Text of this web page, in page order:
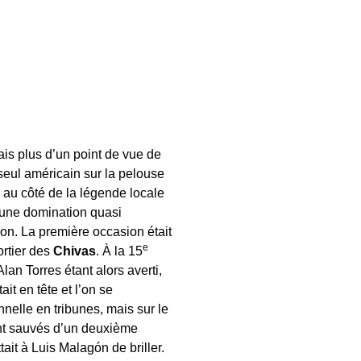
plus d’un point de vue de
américain sur la pelouse
côté de la légende locale
domination quasi
La première occasion était
des Chivas. À la 15e
Torres étant alors averti,
en tête et l’on se
en tribunes, mais sur le
sauvés d’un deuxième
à Luis Malagón de briller.